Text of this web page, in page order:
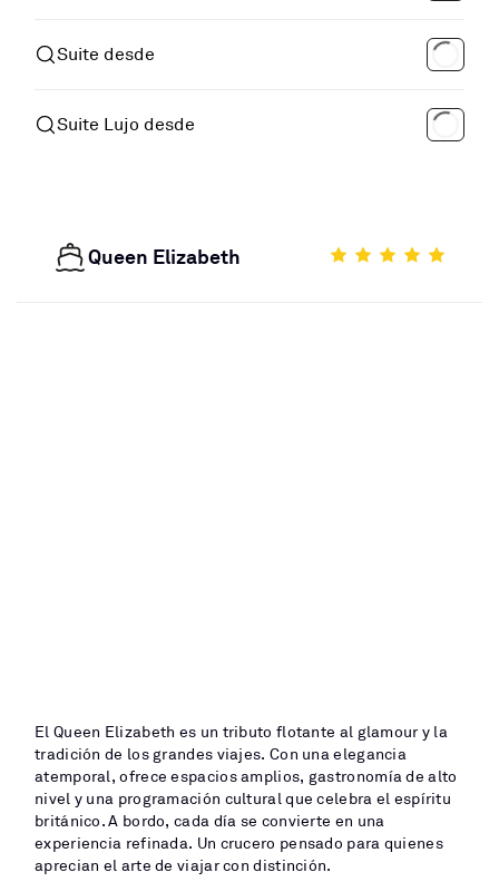
Suite desde
Suite Lujo desde
Queen Elizabeth
El Queen Elizabeth es un tributo flotante al glamour y la
tradición de los grandes viajes. Con una elegancia
atemporal, ofrece espacios amplios, gastronomía de alto
nivel y una programación cultural que celebra el espíritu
británico. A bordo, cada día se convierte en una
experiencia refinada. Un crucero pensado para quienes
aprecian el arte de viajar con distinción.